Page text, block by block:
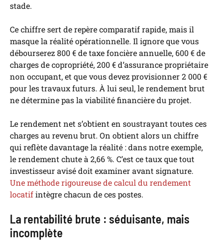
stade.
Ce chiffre sert de repère comparatif rapide, mais il
masque la réalité opérationnelle. Il ignore que vous
débourserez 800 € de taxe foncière annuelle, 600 € de
charges de copropriété, 200 € d’assurance propriétaire
non occupant, et que vous devez provisionner 2 000 €
pour les travaux futurs. À lui seul, le rendement brut
ne détermine pas la viabilité financière du projet.
Le rendement net s’obtient en soustrayant toutes ces
charges au revenu brut. On obtient alors un chiffre
qui reflète davantage la réalité : dans notre exemple,
le rendement chute à 2,66 %. C’est ce taux que tout
investisseur avisé doit examiner avant signature.
Une méthode rigoureuse de calcul du rendement
locatifintègre chacun de ces postes.
La rentabilité brute : séduisante, mais
incomplète